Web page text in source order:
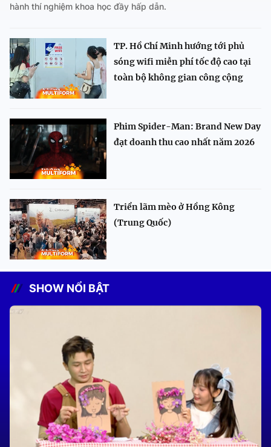
hành thí nghiệm khoa học đầy hấp dẫn.
TP. Hồ Chí Minh hướng tới phủ
sóng wifi miễn phí tốc độ cao tại
toàn bộ không gian công cộng
Phim Spider-Man: Brand New Day
đạt doanh thu cao nhất năm 2026
Triển lãm mèo ở Hồng Kông
(Trung Quốc)
SHOW NỔI BẬT